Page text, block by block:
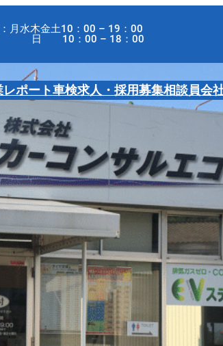
月水木金土10：00 – 19：00
：00 – 18：00
ポート車検求人・採用募集相談員会